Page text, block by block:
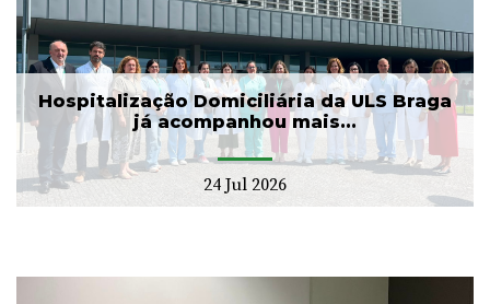
Hospitalização Domiciliária da ULS Braga
já acompanhou mais...
24 Jul 2026